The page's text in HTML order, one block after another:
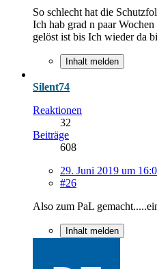
So schlecht hat die
Ich hab grad n paar
gelöst ist bis Ich wieder da
Inhalt melden
Silent74
Reaktionen
32
Beiträge
608
29. Juni 2019 um
#26
Also zum PaL
Inhalt melden